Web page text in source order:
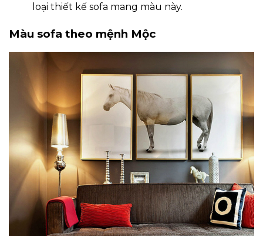
loại thiết kế sofa mang màu này.
Màu sofa theo mệnh Mộc